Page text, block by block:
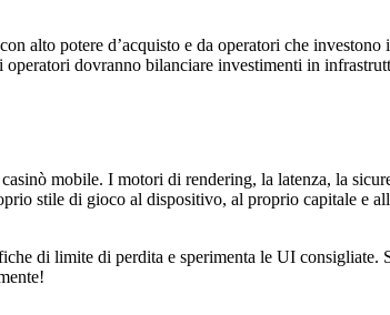
alto potere d’acquisto e da operatori che
dovranno bilanciare investimenti in
mobile. I motori di rendering, la latenza, la
stile di gioco al dispositivo, al proprio capitale e
di limite di perdita e sperimenta le UI